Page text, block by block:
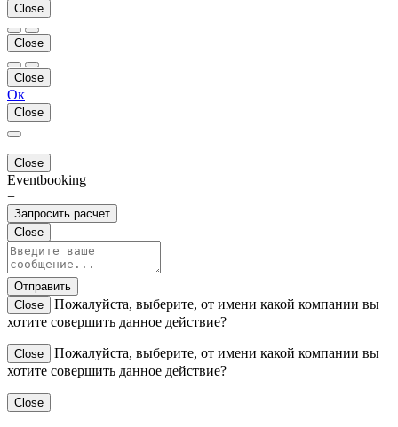
Close
Close
Close
Ок
Close
Close
Eventbooking
=
Запросить расчет
Close
Отправить
Close
Пожалуйста, выберите, от имени какой компании вы
хотите совершить данное действие?
Close
Пожалуйста, выберите, от имени какой компании вы
хотите совершить данное действие?
Close